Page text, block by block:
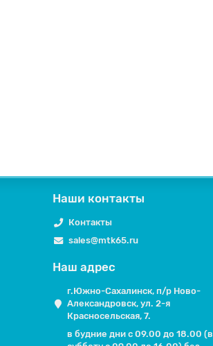
Наши контакты
Контакты
sales@mtk65.ru
Наш адрес
г.Южно-Сахалинск, п/р Ново-
Александровск, ул. 2-я
Красносельская, 7.
в будние дни с 09.00 до 18.00 (в